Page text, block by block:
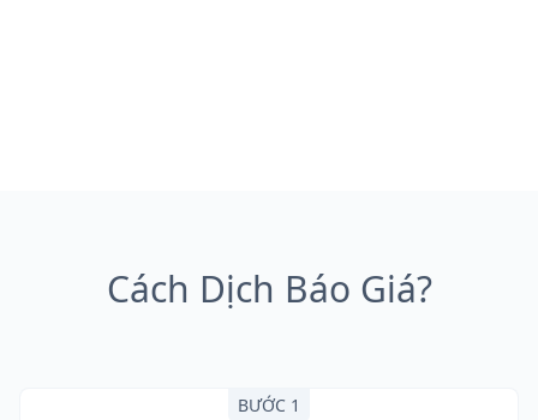
Cách Dịch Báo Giá?
BƯỚC 1